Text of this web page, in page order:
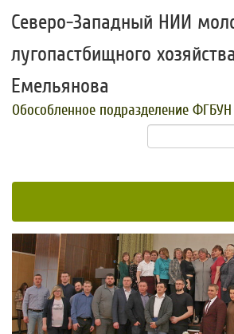
Северо-Западный НИИ
лугопастбищного
Емельянова
Обособленное подразделение